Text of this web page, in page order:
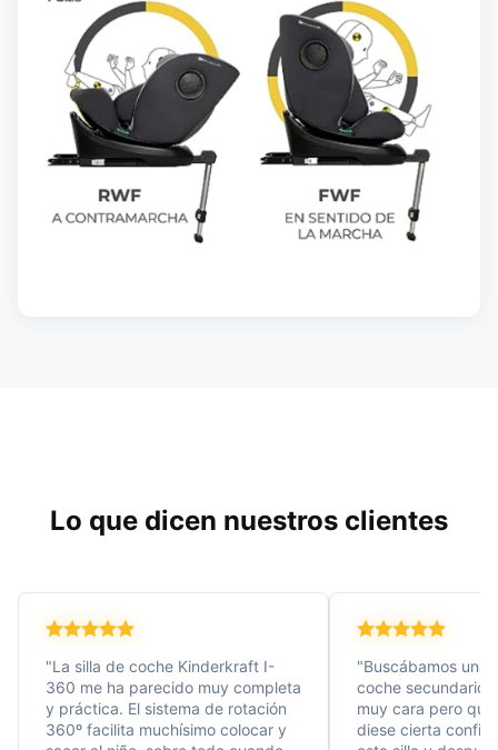
Lo que dicen nuestros clientes
"La silla de coche Kinderkraft I-
360 me ha parecido muy completa
y práctica. El sistema de rotación
360º facilita muchísimo colocar y
"Buscábamos una
coche secundario,
muy cara pero
diese cierta